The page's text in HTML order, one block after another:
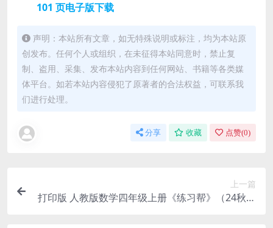
101 页电子版下载
声明：本站所有文章，如无特殊说明或标注，均为本站原
创发布。任何个人或组织，在未征得本站同意时，禁止复
制、盗用、采集、发布本站内容到任何网站、书籍等各类媒
体平台。如若本站内容侵犯了原著者的合法权益，可联系我
们进行处理。
分享 收藏 点赞(0)
上一篇
打印版 人教版数学四年级上册《练习帮》（24秋）